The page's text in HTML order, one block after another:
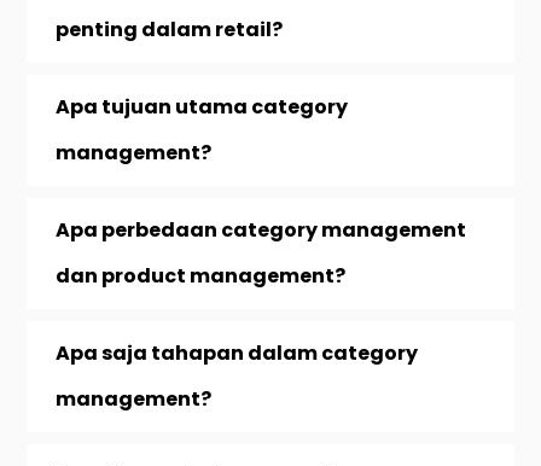
penting dalam retail?
Apa tujuan utama category
management?
Apa perbedaan category management
dan product management?
Apa saja tahapan dalam category
management?